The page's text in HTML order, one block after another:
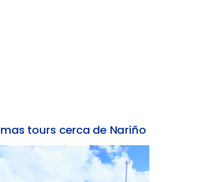
mas tours cerca de Nariño